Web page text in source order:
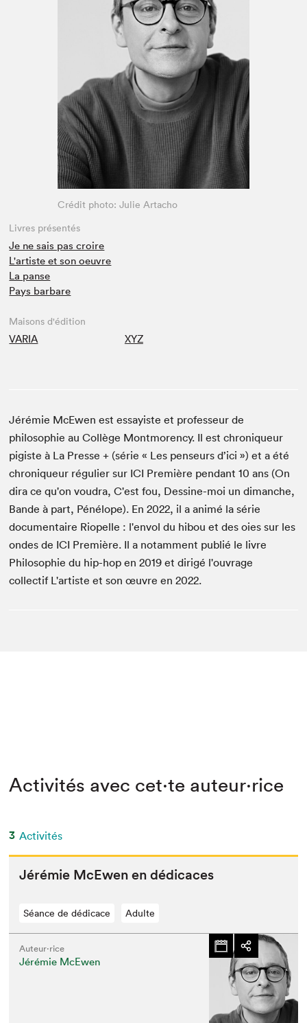
Crédit photo: Julie Artacho
Livres présentés
Je ne sais pas croire
L'artiste et son oeuvre
La panse
Pays barbare
Maisons d'édition
VARIA XYZ
Jérémie McEwen est essayiste et professeur de
philosophie au Collège Montmorency. Il est chroniqueur
pigiste à La Presse + (série « Les penseurs d’ici ») et a été
chroniqueur régulier sur ICI Première pendant 10 ans (On
dira ce qu'on voudra, C'est fou, Dessine-moi un dimanche,
Bande à part, Pénélope). En 2022, il a animé la série
documentaire Riopelle : l'envol du hibou et des oies sur les
ondes de ICI Première. Il a notamment publié le livre
Philosophie du hip-hop en 2019 et dirigé l'ouvrage
collectif L'artiste et son œuvre en 2022.
Activités avec cet·te auteur·rice
3 Activités
Jérémie McEwen en dédicaces
Séance de dédicace Adulte
Auteur·rice
Jérémie McEwen